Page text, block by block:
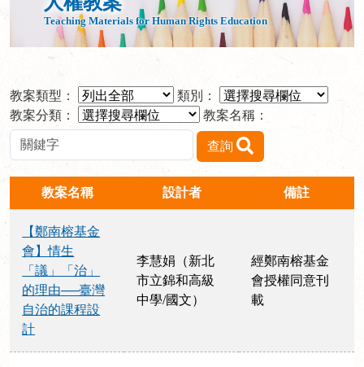
Teaching Materials for Human Rights Education
教案類型：
類別：
教案分類：
教案名稱：
查詢
教案名稱 設計者 備註
【鄭南榕基金
會】情生
「議」「治」
的理由──臺灣
自治的課程設
計
李慧娟（新北
市立錦和高級
中學/國文）
經鄭南榕基金
會授權同意刊
載